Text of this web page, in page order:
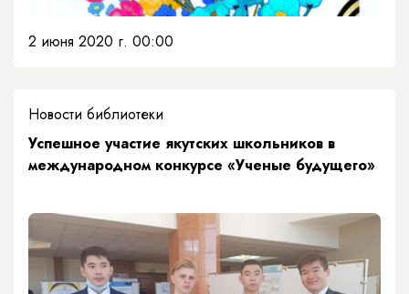
2 июня 2020 г. 00:00
Новости библиотеки
Успешное участие якутских школьников в
международном конкурсе «Ученые будущего»